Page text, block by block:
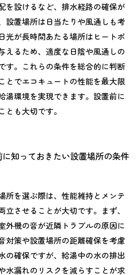
を設けるなど、排水経路の確保が
設置場所は日当たりや風通しも考
光が長時間あたる場所はヒートポ
えるため、適度な日陰や風通しの
す。これらの条件を総合的に判断
とでエコキュートの性能を最大限
湯環境を実現できます。設置前に
も大切です。
知っておきたい設置場所の条件
所を選ぶ際は、性能維持とメンテ
立させることが大切です。まず、
外機の音が近隣トラブルの原因に
対策や設置場所の距離確保を考慮
の確保ですが、給湯中の水の排出
水漏れのリスクを減らすことが求